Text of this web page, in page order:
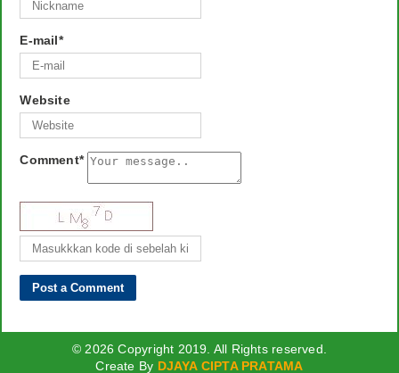
E-mail*
Website
Comment*
© 2026 Copyright 2019. All Rights reserved.
Create By DJAYA CIPTA PRATAMA